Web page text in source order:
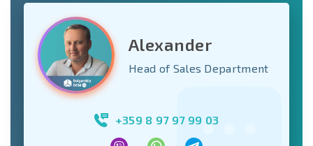
Alexander
Head of Sales Department
+359 8 97 97 99 03